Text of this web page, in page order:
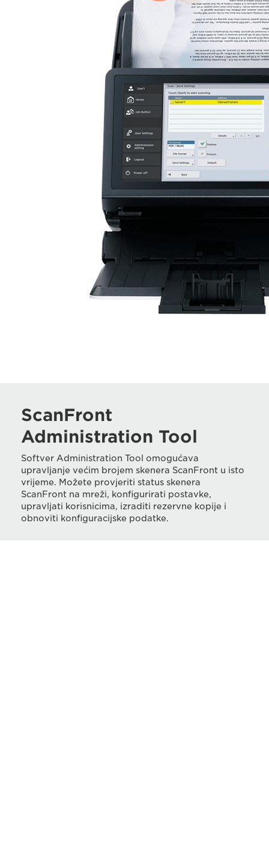
ScanFront
Administration Tool
Softver Administration Tool omogućava
upravljanje većim brojem skenera ScanFront u isto
vrijeme. Možete provjeriti status skenera
ScanFront na mreži, konfigurirati postavke,
upravljati korisnicima, izraditi rezervne kopije i
obnoviti konfiguracijske podatke.